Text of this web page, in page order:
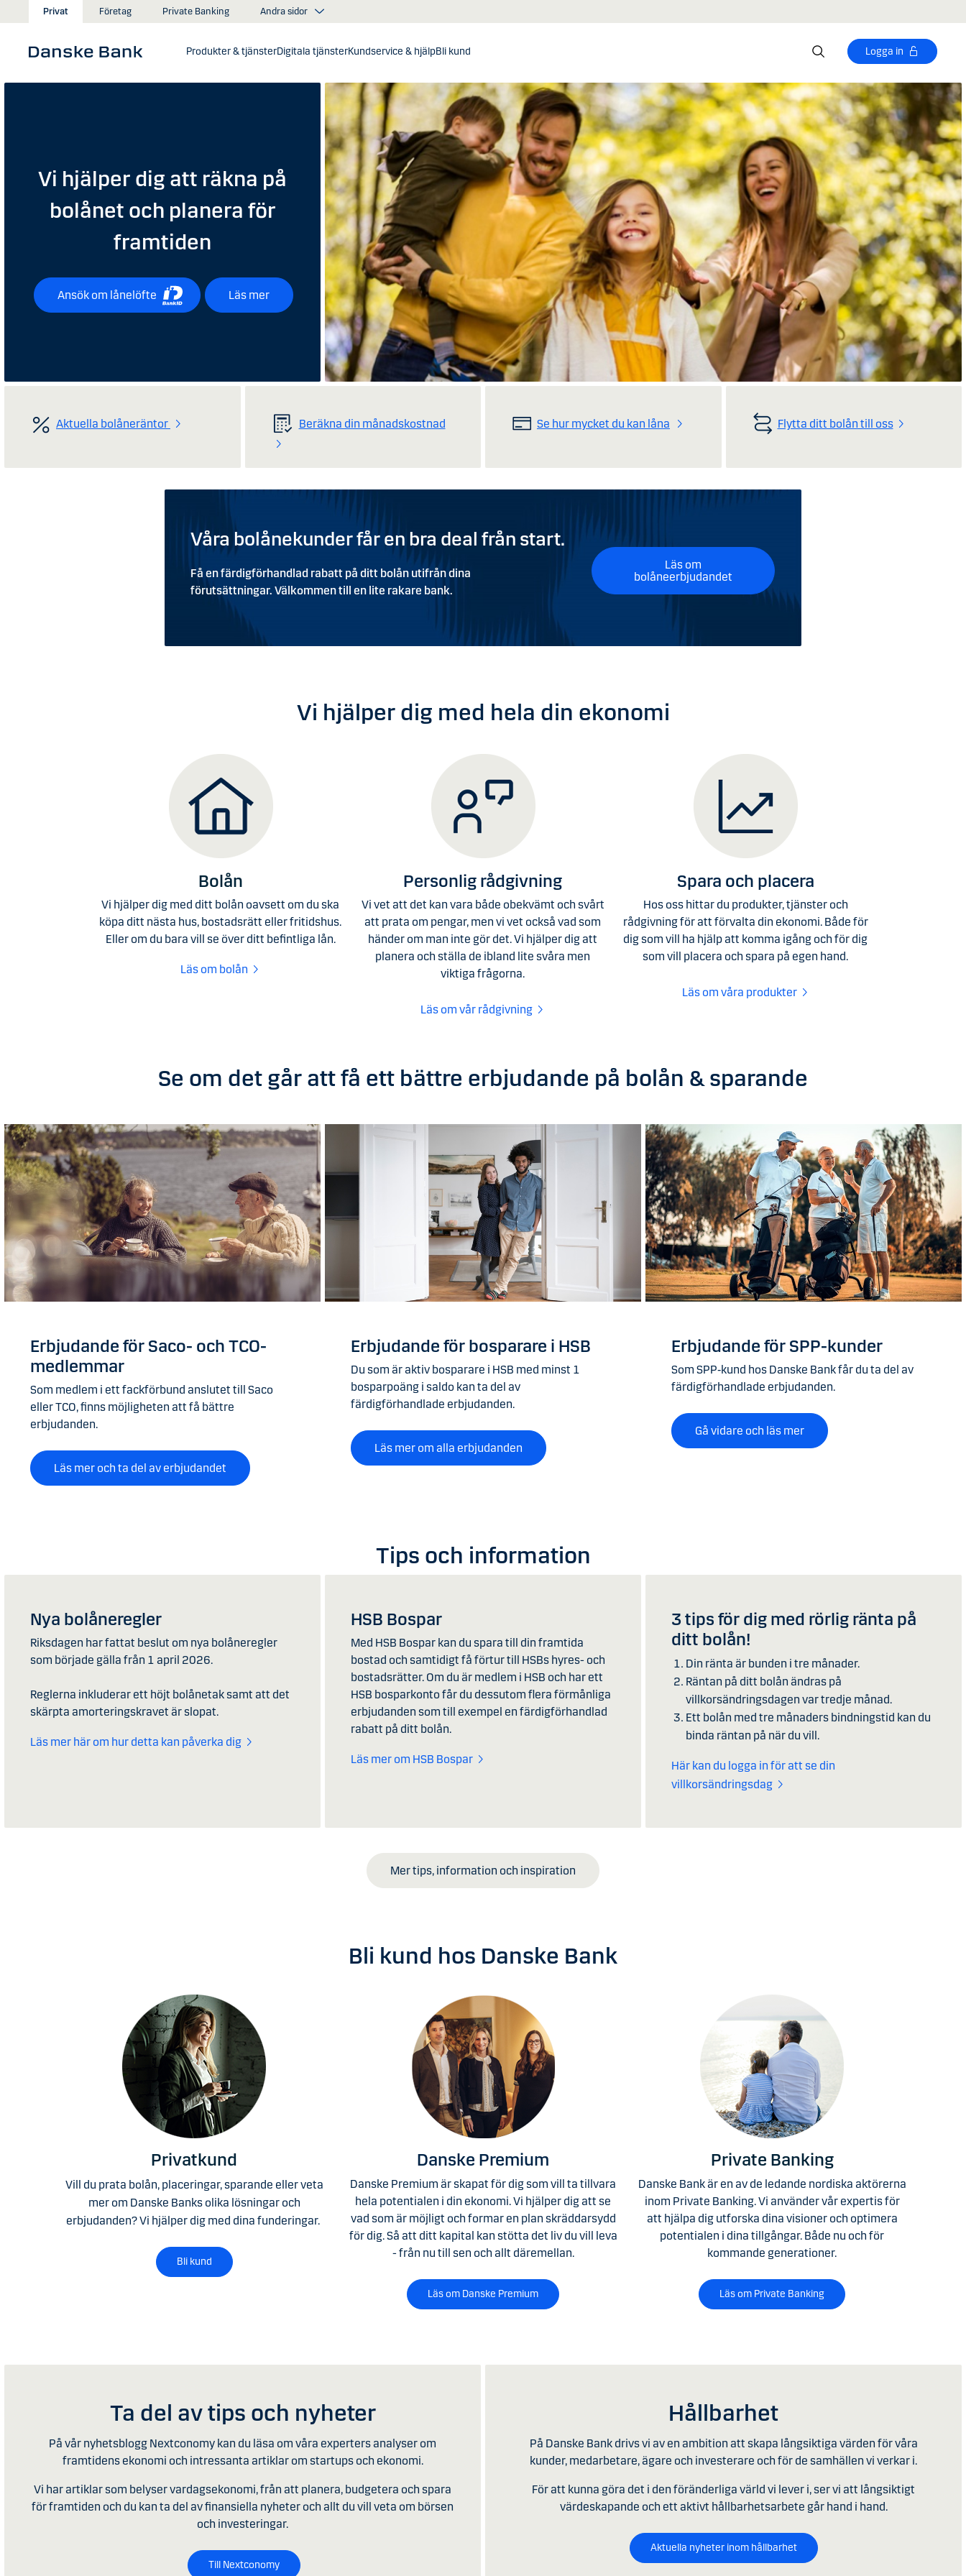
Gå till huvudinnehåll
Privat Företag Private Banking Andra sidor
Produkter & tjänsterDigitala tjänsterKundservice & hjälpBli kund Logga in
Vi hjälper dig att räkna på
bolånet och planera för
framtiden
Ansök om lånelöfte Läs mer
Aktuella bolåneräntor Beräkna din månadskostnad Se hur mycket du kan låna Flytta ditt bolån till oss
Våra bolånekunder får en bra deal från start.
Få en färdigförhandlad rabatt på ditt bolån utifrån dina
förutsättningar. Välkommen till en lite rakare bank.
Läs om
bolåneerbjudandet
Vi hjälper dig med hela din ekonomi
Bolån
Vi hjälper dig med ditt bolån oavsett om du ska
köpa ditt nästa hus, bostadsrätt eller fritidshus.
Eller om du bara vill se över ditt befintliga lån.
Läs om bolån
Personlig rådgivning
Vi vet att det kan vara både obekvämt och svårt
att prata om pengar, men vi vet också vad som
händer om man inte gör det. Vi hjälper dig att
planera och ställa de ibland lite svåra men
viktiga frågorna.
Läs om vår rådgivning
Spara och placera
Hos oss hittar du produkter, tjänster och
rådgivning för att förvalta din ekonomi. Både för
dig som vill ha hjälp att komma igång och för dig
som vill placera och spara på egen hand.
Läs om våra produkter
Se om det går att få ett bättre erbjudande på bolån & sparande
Erbjudande för Saco- och TCO-
medlemmar
Som medlem i ett fackförbund anslutet till Saco
eller TCO, finns möjligheten att få bättre
erbjudanden.
Läs mer och ta del av erbjudandet
Erbjudande för bosparare i HSB
Du som är aktiv bosparare i HSB med minst 1
bosparpoäng i saldo kan ta del av
färdigförhandlade erbjudanden.
Läs mer om alla erbjudanden
Erbjudande för SPP-kunder
Som SPP‑kund hos Danske Bank får du ta del av
färdigförhandlade erbjudanden.
Gå vidare och läs mer
Tips och information
Nya bolåneregler
Riksdagen har fattat beslut om nya bolåneregler
som började gälla från 1 april 2026.
Reglerna inkluderar ett höjt bolånetak samt att det
skärpta amorteringskravet är slopat.
Läs mer här om hur detta kan påverka dig
HSB Bospar
Med HSB Bospar kan du spara till din framtida
bostad och samtidigt få förtur till HSBs hyres- och
bostadsrätter. Om du är medlem i HSB och har ett
HSB bosparkonto får du dessutom flera förmånliga
erbjudanden som till exempel en färdigförhandlad
rabatt på ditt bolån.
Läs mer om HSB Bospar
3 tips för dig med rörlig ränta på
ditt bolån!
Din ränta är bunden i tre månader.
Räntan på ditt bolån ändras på
villkorsändringsdagen var tredje månad.
Ett bolån med tre månaders bindningstid kan du
binda räntan på när du vill.
Här kan du logga in för att se din
villkorsändringsdag
Mer tips, information och inspiration
Bli kund hos Danske Bank
Privatkund
Vill du prata bolån, placeringar, sparande eller veta
mer om Danske Banks olika lösningar och
erbjudanden? Vi hjälper dig med dina funderingar.
Bli kund
Danske Premium
Danske Premium är skapat för dig som vill ta tillvara
hela potentialen i din ekonomi. Vi hjälper dig att se
vad som är möjligt och formar en plan skräddarsydd
för dig. Så att ditt kapital kan stötta det liv du vill leva
- från nu till sen och allt däremellan.
Läs om Danske Premium
Private Banking
Danske Bank är en av de ledande nordiska aktörerna
inom Private Banking. Vi använder vår expertis för
att hjälpa dig utforska dina visioner och optimera
potentialen i dina tillgångar. Både nu och för
kommande generationer.
Läs om Private Banking
Ta del av tips och nyheter
På vår nyhetsblogg Nextconomy kan du läsa om våra experters analyser om
framtidens ekonomi och intressanta artiklar om startups och ekonomi.
Vi har artiklar som belyser vardagsekonomi, från att planera, budgetera och spara
för framtiden och du kan ta del av finansiella nyheter och allt du vill veta om börsen
och investeringar.
Till Nextconomy
Hållbarhet
På Danske Bank drivs vi av en ambition att skapa långsiktiga värden för våra
kunder, medarbetare, ägare och investerare och för de samhällen vi verkar i.
För att kunna göra det i den föränderliga värld vi lever i, ser vi att långsiktigt
värdeskapande och ett aktivt hållbarhetsarbete går hand i hand.
Aktuella nyheter inom hållbarhet